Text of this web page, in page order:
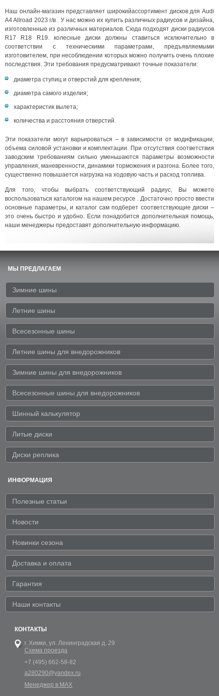
Наш онлайн-магазин представляет широкийассортимент дисков для Audi
A4 Allroad 2023 г/в . У нас можно их купить различных радиусов и дизайна,
изготовленные из различных материалов. Сюда подходят диски радиусов
R17 R18 R19. колесные диски должны ставиться исключительно в
соответствии с техническими параметрами, предъявляемыми
изготовителем, при несоблюдении которых можно получить очень плохие
последствия. Эти требования предусматривают точные показатели:
диаметра ступиц и отверстий для крепления;
диаметра самого изделия;
характеристик вылета;
количества и расстояния отверстий.
Эти показатели могут варьироваться – в зависимости от модификации,
объема силовой установки и комплектации. При отсутствия соответствия
заводским требованиям сильно уменьшаются параметры возможности
управления, маневренности, динамики торможения и разгона. Более того,
существенно повышается нагрузка на ходовую часть и расход топлива.
Для того, чтобы выбрать соответствующий радиус, Вы можете
воспользоваться каталогом на нашем ресурсе . Достаточно просто ввести
основные параметры, и каталог сам подберет соответствующие диски –
это очень быстро и удобно. Если понадобится дополнительная помощь,
наши менеджеры предоставят дополнительную информацию.
МЫ ПРЕДЛАГАЕМ
Зимние шины
Летние шины
Всесезонные шины
Летние шины для внедорожников
Зимние шины для внедорожников
Всесезонные шины для внедорожников
Шинный калькулятор
Литые диски
Диски реплика
ИНФОРМАЦИЯ
Полезные статьи
Новости
Новинки сезона
Доставка и оплата
Гарантия
Наши контакты
КОНТАКТЫ
г. Химки, ул. Ленинградская д. 29
Схема проезда
+7 (495) 662-58-82
a280290@yandex.ru
Менеджер в MAX